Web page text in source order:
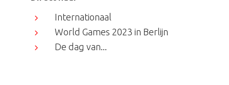
5
Internationaal
5
World Games 2023 in Berlijn
5
De dag van...